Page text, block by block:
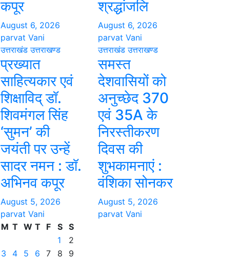
कपूर
August 6, 2026
parvat Vani
श्रद्धांजलि
August 6, 2026
parvat Vani
उत्तराखंड उत्तराखण्ड
प्रख्यात
साहित्यकार एवं
शिक्षाविद् डॉ.
शिवमंगल सिंह
‘सुमन’ की
जयंती पर उन्हें
सादर नमन : डॉ.
अभिनव कपूर
August 5, 2026
parvat Vani
उत्तराखंड उत्तराखण्ड
समस्त
देशवासियों को
अनुच्छेद 370
एवं 35A के
निरस्तीकरण
दिवस की
शुभकामनाएं :
वंशिका सोनकर
August 5, 2026
parvat Vani
M T W T F S S
1
2
3
4 5 6 7 8
9